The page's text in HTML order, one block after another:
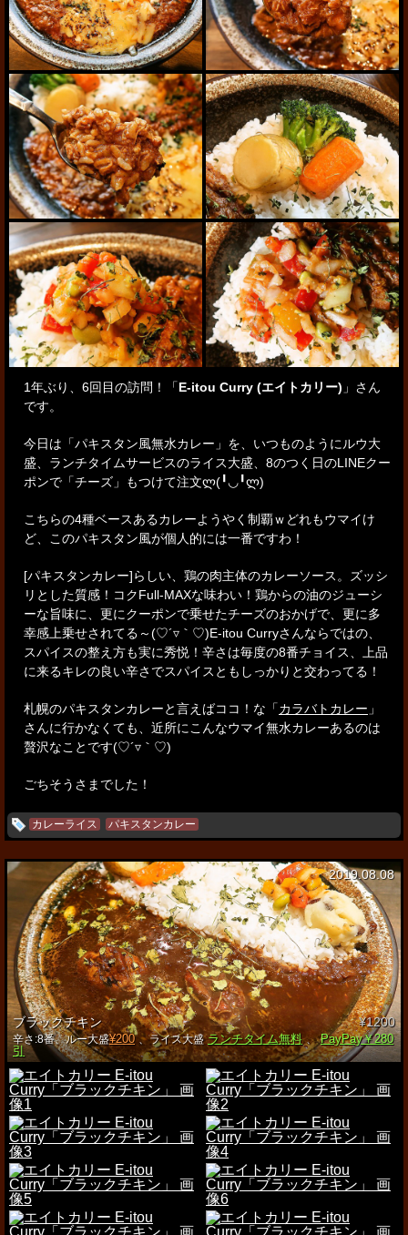
1年ぶり、6回目の訪問！「E-itou Curry (エイトカリー) 」さん
です。
今日は「パキスタン風無水カレー」を、 いつものようにルウ大
盛、ランチタイムサービスのライス大盛、 8のつく日のLINEクー
ポンで「チーズ」もつけて注文ლ(╹◡╹ლ)
こちらの4種ベースあるカレーようやく制覇ｗ どれもウマイけ
ど、このパキスタン風が個人的には一番ですわ！
[パキスタンカレー]らしい、鶏の肉主体のカレーソース。
ズッシ
リとした質感！コクFull-MAXな味わい！鶏からの油のジューシ
ーな旨味に、 更にクーポンで乗せたチーズのおかげで、更に多
幸感上乗せされてる～(♡´▿｀♡)E-itou Curryさんならではの、
スパイスの整え方も実に秀悦！ 辛さは毎度の8番チョイス、上品
に来るキレの良い辛さでスパイスともしっかりと交わってる！
札幌のパキスタンカレーと言えばココ！な「カラバトカレー 」
さんに行かなくても、 近所にこんなウマイ無水カレーあるのは
贅沢なことです(♡´▿｀♡)
ごちそうさまでした！
カレーライス パキスタンカレー
2019.08.08
¥1200
ブラックチキン
辛さ:8番、ルー大盛¥200 、ライス大盛 ランチタイム無料 、 PayPay￥280
引